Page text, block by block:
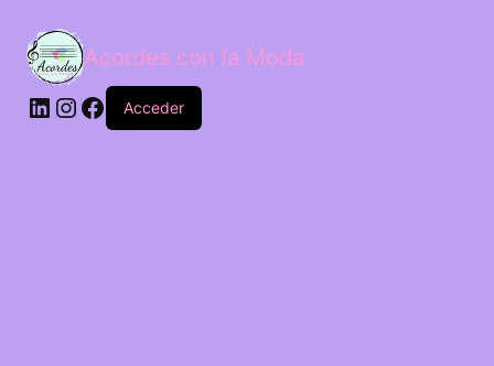
Acordes con la Moda
Acceder